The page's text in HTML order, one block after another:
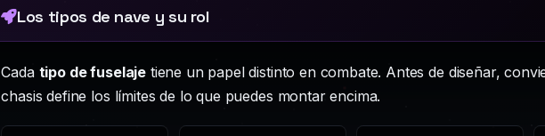
Los tipos de nave y su rol
Cada tipo de fuselaje tiene un papel distinto en combate. Antes de diseñar,
chasis define los límites de lo que puedes montar encima.